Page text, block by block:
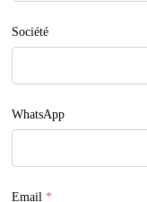
Société
WhatsApp
Email *